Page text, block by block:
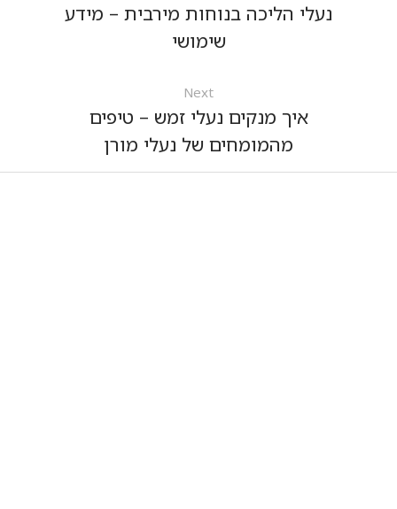
נעלי הליכה בנוחות מירבית – מידע
שימושי
Next
איך מנקים נעלי זמש – טיפים
מהמומחים של נעלי מורן